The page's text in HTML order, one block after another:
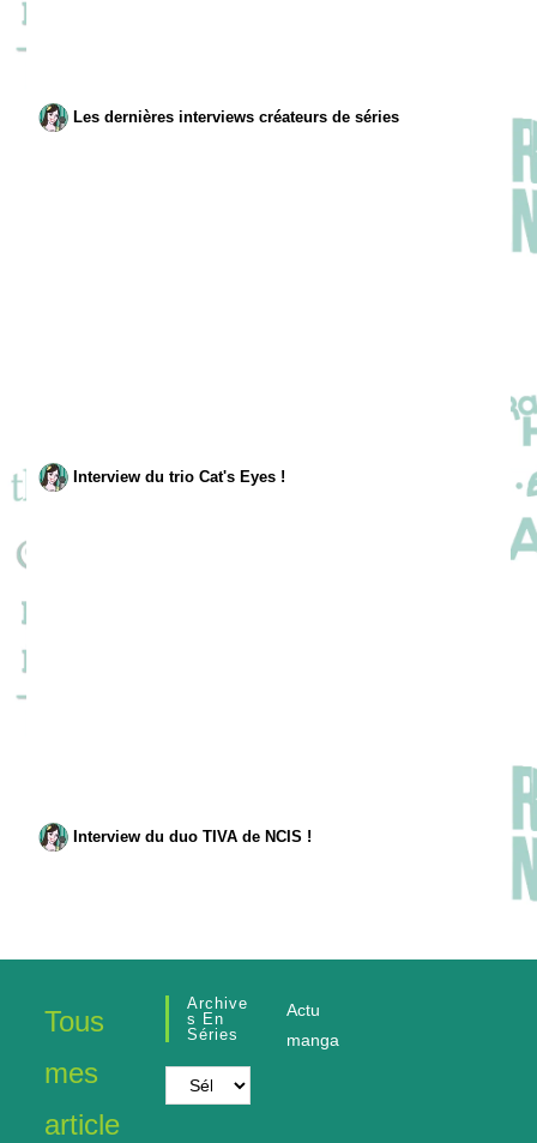
Les dernières interviews créateurs de séries
Interview du trio Cat's Eyes !
Interview du duo TIVA de NCIS !
Tous
mes
article
Archive
S En
Séries
Archives
en
Actu
manga